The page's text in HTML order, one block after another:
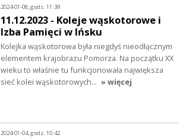
2024-01-08, godz. 11:39
11.12.2023 - Koleje wąskotorowe i
Izba Pamięci w Ińsku
Kolejka wąskotorowa była niegdyś nieodłącznym
elementem krajobrazu Pomorza. Na początku XX
wieku to właśnie tu funkcjonowała największa
sieć kolei wąskotorowych… » więcej
2024-01-04, godz. 10:42